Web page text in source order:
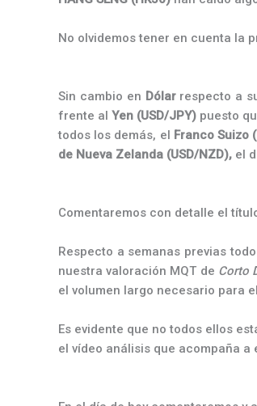
No olvidemos tener en cuenta la
Sin cambio en Dólarrespecto a
frente al Yen (USD/JPY) puesto
todos los demás, el Franco Suizo
de Nueva Zelanda (USD/NZD), el
Comentaremos con detalle el
Respecto a semanas previas
nuestra valoración MQT de Corto
el volumen largo necesario para
Es evidente que no todos ellos
el vídeo análisis que acompaña